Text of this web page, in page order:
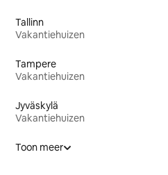
Tallinn
Vakantiehuizen
Tampere
Vakantiehuizen
Jyväskylä
Vakantiehuizen
Toon meer